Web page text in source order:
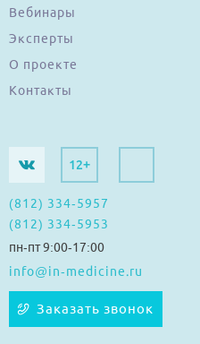
Вебинары
Эксперты
О проекте
Контакты
12+
(812) 334-5957
(812) 334-5953
пн-пт 9:00-17:00
info@in-medicine.ru
Заказать звонок